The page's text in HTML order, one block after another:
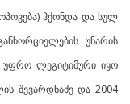
ჰქონდა და სულ
უნარის
ლეგიტიმური იყო
შევარდნაძე და 2004